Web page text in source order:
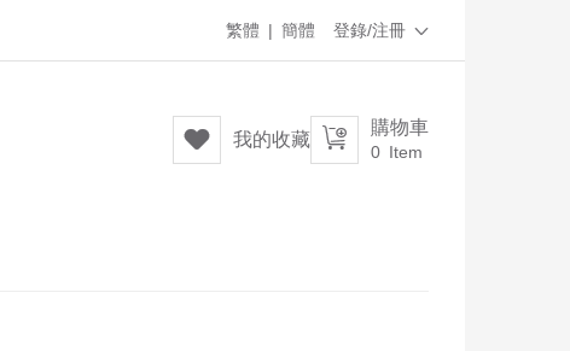
登錄/注冊 
繁體 | 簡體
 購物車
0 Item
 我的收藏